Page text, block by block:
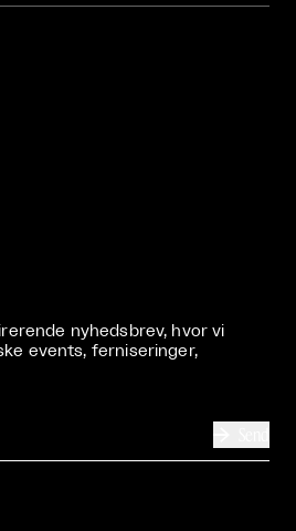
nyhedsbrev, hvor vi
events, ferniseringer,